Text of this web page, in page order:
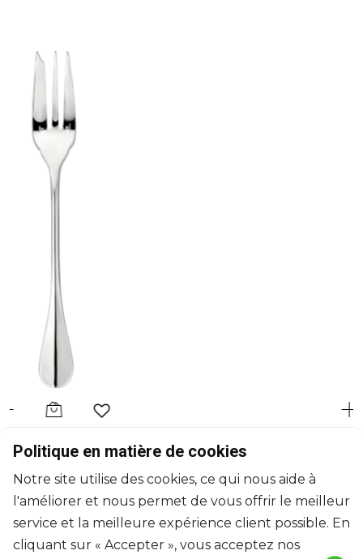
CHRISTOFLE
Cuillère à servir en métal argenté
L: 25.5cm
$568
Politique en matière de cookies
Notre site utilise des cookies, ce qui nous aide à
l'améliorer et nous permet de vous offrir le meilleur
service et la meilleure expérience client possible. En
cliquant sur « Accepter », vous acceptez nos